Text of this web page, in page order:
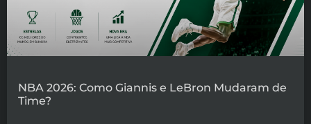
NBA 2026: Como Giannis e LeBron Mudaram de
Time?